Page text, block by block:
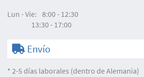
Lun - Vie: 8:00 - 12:30
13:30 - 17:00
Envío
* 2-5 días laborales (dentro de Alemania)